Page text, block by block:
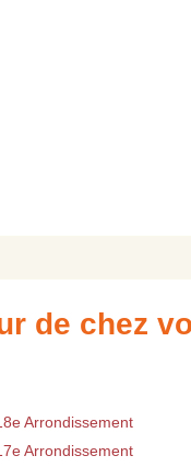
de chez
Arrondissement
Arrondissement